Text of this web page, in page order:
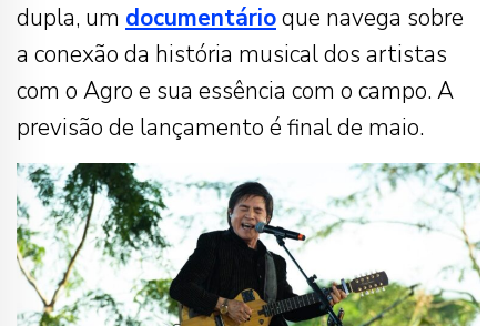
dupla, um documentárioque navega sobre
a conexão da história musical dos artistas
com o Agro e sua essência com o campo. A
previsão de lançamento é final de maio.